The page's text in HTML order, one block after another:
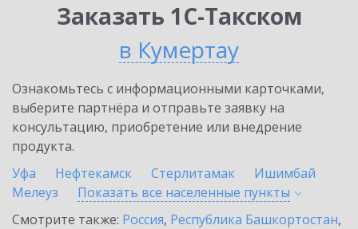
Заказать 1С-Такском
в Кумертау
Ознакомьтесь с информационными карточками,
выберите партнёра и отправьте заявку на
консультацию, приобретение или внедрение
продукта.
Уфа
Нефтекамск Стерлитамак
Ишимбай
Мелеуз
Показать все населенные пункты
Смотрите также: Россия, Республика Башкортостан,